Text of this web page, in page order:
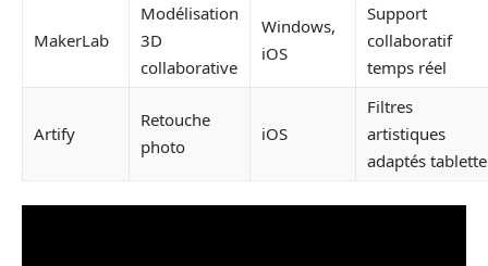
MakerLab
Modélisation
3D
collaborative
Windows,
iOS
Support
collaboratif
temps réel
Artify
Retouche
photo
iOS
Filtres
artistiques
adaptés tablette